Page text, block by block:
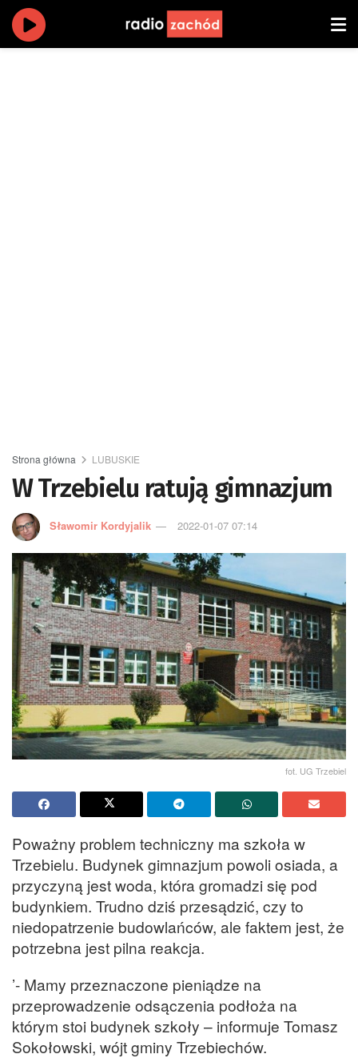
Strona główna LUBUSKIE
W Trzebielu ratują gimnazjum
Sławomir Kordyjalik 2022-01-07 07:14
fot. UG Trzebiel
Poważny problem techniczny ma szkoła w
Trzebielu. Budynek gimnazjum powoli osiada, a
przyczyną jest woda, która gromadzi się pod
budynkiem. Trudno dziś przesądzić, czy to
niedopatrzenie budowlańców, ale faktem jest, że
potrzebna jest pilna reakcja.
’- Mamy przeznaczone pieniądze na
przeprowadzenie odsączenia podłoża na
którym stoi budynek szkoły – informuje Tomasz
Sokołowski, wójt gminy Trzebiechów.